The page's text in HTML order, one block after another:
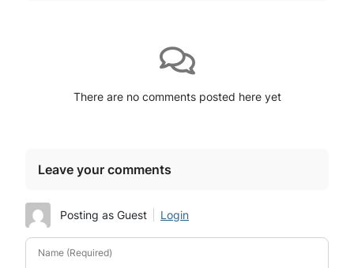
There are no comments posted here yet
Leave your comments
Posting as Guest Login
Name (Required)